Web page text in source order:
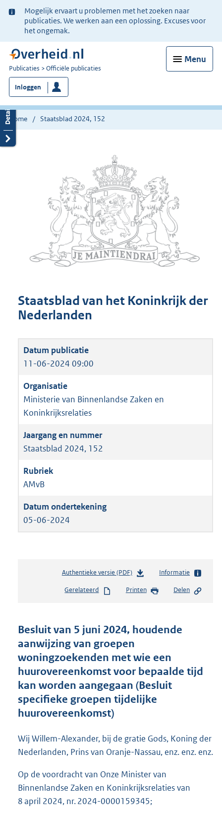
Ter
informatie:
Mogelijk ervaart u problemen met het zoeken naar
publicaties. We werken aan een oplossing. Excuses voor
het ongemak.
Menu
U
bent
nu
hier:
Publicaties Officiële publicaties
Inloggen
Home Staatsblad 2024, 152
Staatsblad van het Koninkrijk der
Nederlanden
11-06-2024 09:00
Ministerie van Binnenlandse Zaken en
Koninkrijksrelaties
Staatsblad 2024, 152
AMvB
05-06-2024
Authentieke versie (PDF)b
s
n
d
s
g
o
o
t
7
6
Informatie
Gerelateerd Printen Delen
Besluit van 5 juni 2024, houdende
aanwijzing van groepen
woningzoekenden met wie een
huurovereenkomst voor bepaalde tijd
kan worden aangegaan (Besluit
specifieke groepen tijdelijke
huurovereenkomst)
Wij Willem-Alexander, bij de gratie Gods, Koning der
Nederlanden, Prins van Oranje-Nassau, enz. enz. enz.
Op de voordracht van Onze Minister van
Binnenlandse Zaken en Koninkrijksrelaties van
8 april 2024, nr. 2024-0000159345;